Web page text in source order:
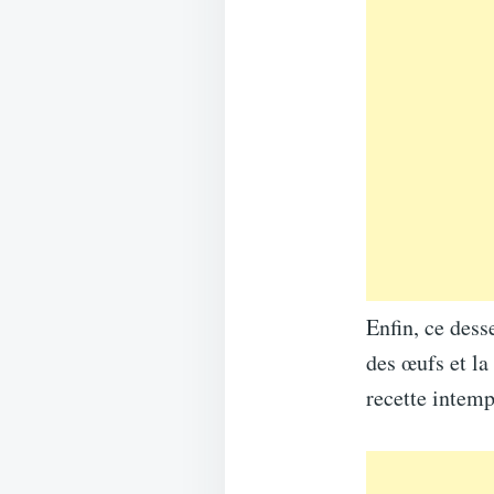
Enfin, ce
des œufs et la
recette